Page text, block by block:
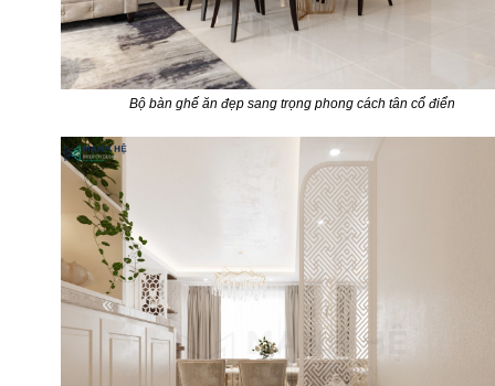
Bộ bàn ghế ăn đẹp sang trọng phong cách tân cổ điển